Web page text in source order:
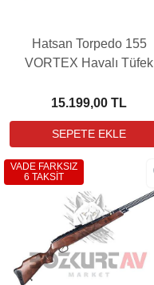
Hatsan Torpedo 155
VORTEX Havalı Tüfek
15.199,00 TL
VADE FARKSIZ
6 TAKSİT